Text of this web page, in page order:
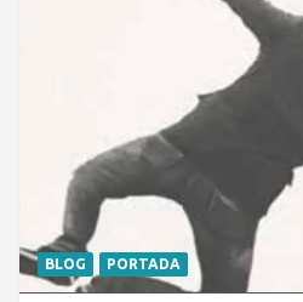
BLOG PORTADA